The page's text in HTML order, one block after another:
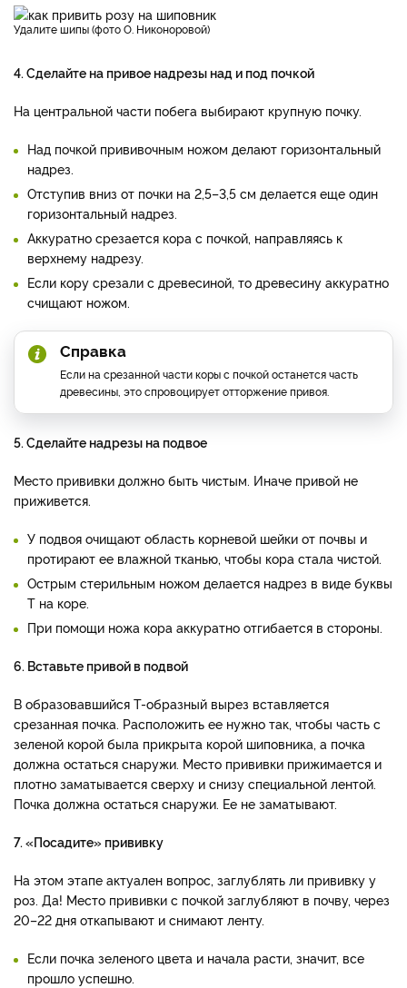
Удалите шипы (фото О. Никоноровой)
4. Сделайте на привое надрезы над и под почкой
На центральной части побега выбирают крупную почку.
Над почкой прививочным ножом делают горизонтальный
надрез.
Отступив вниз от почки на 2,5–3,5 см делается еще один
горизонтальный надрез.
Аккуратно срезается кора с почкой, направляясь к
верхнему надрезу.
Если кору срезали с древесиной, то древесину аккуратно
счищают ножом.
Справка
Если на срезанной части коры с почкой останется часть
древесины, это спровоцирует отторжение привоя.
5. Сделайте надрезы на подвое
Место прививки должно быть чистым. Иначе привой не
приживется.
У подвоя очищают область корневой шейки от почвы и
протирают ее влажной тканью, чтобы кора стала чистой.
Острым стерильным ножом делается надрез в виде буквы
Т на коре.
При помощи ножа кора аккуратно отгибается в стороны.
6. Вставьте привой в подвой
В образовавшийся Т-образный вырез вставляется
срезанная почка. Расположить ее нужно так, чтобы часть с
зеленой корой была прикрыта корой шиповника, а почка
должна остаться снаружи. Место прививки прижимается и
плотно заматывается сверху и снизу специальной лентой.
Почка должна остаться снаружи. Ее не заматывают.
7. «Посадите» прививку
На этом этапе актуален вопрос, заглублять ли прививку у
роз. Да! Место прививки с почкой заглубляют в почву, через
20–22 дня откапывают и снимают ленту.
Если почка зеленого цвета и начала расти, значит, все
прошло успешно.